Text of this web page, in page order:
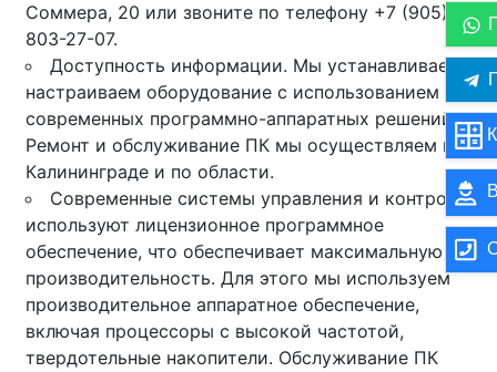
Соммера, 20 или звоните по телефону +7 (905)
803-27-07.
Доступность информации. Мы устанавливаем и
настраиваем оборудование с использованием
современных программно-аппаратных решений.
Ремонт и обслуживание ПК мы осуществляем в
Калининграде и по области.
Современные системы управления и контроля
используют лицензионное программное
обеспечение, что обеспечивает максимальную
производительность. Для этого мы используем
производительное аппаратное обеспечение,
включая процессоры с высокой частотой,
твердотельные накопители. Обслуживание ПК